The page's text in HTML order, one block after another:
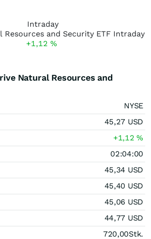
Intraday
+1,12 %
Natural Resources and
NYSE
45,27 USD
+1,12%
02:04:00
45,34 USD
45,40 USD
45,06 USD
44,77 USD
720,00Stk.